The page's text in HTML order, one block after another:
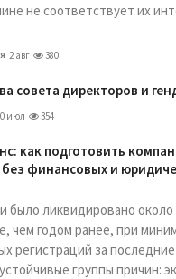
не соответствует их
2 авг 380
совета директоров и
июл 354
как подготовить
финансовых и
было ликвидировано
чем годом ранее, при
регистраций за
группы причин: